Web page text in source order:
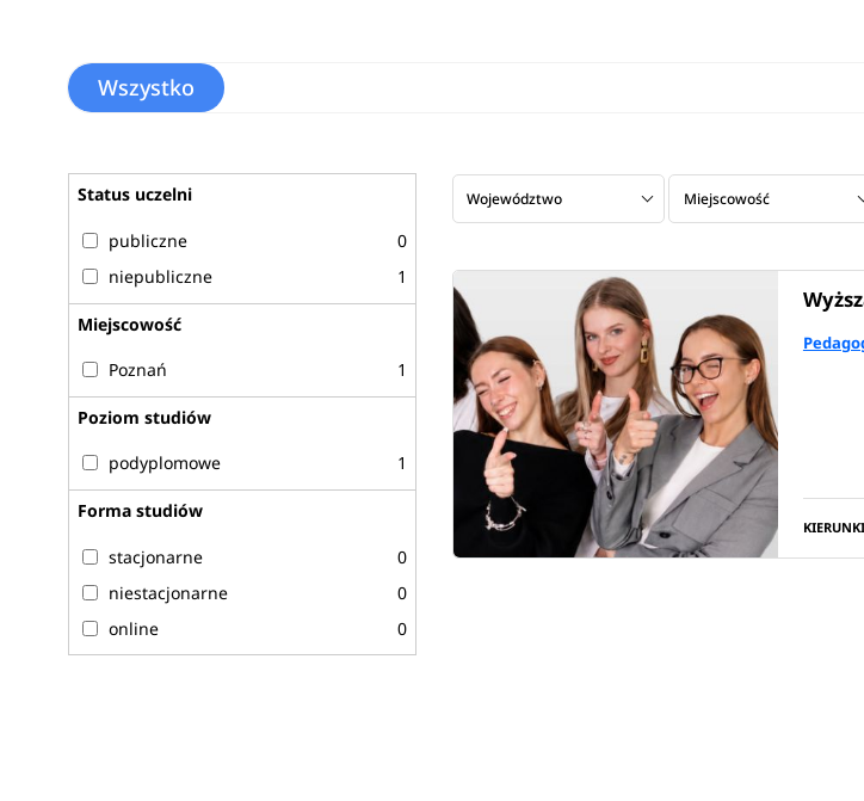
Wszystko
Województwo Miejscowość
KIERUNKI
Status uczelni
publiczne
0
niepubliczne
1
Miejscowość
Poznań 1
Poziom studiów
podyplomowe 1
Forma studiów
stacjonarne
0
niestacjonarne
0
online
0